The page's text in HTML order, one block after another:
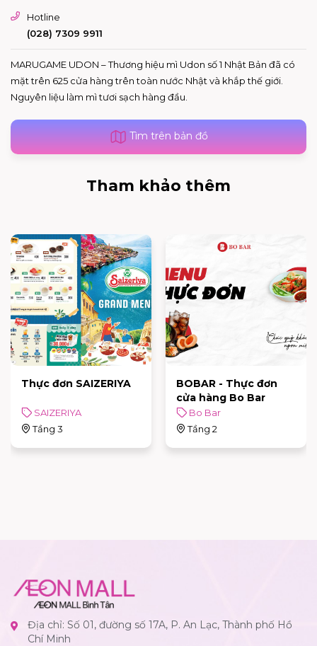
Hotline
(028) 7309 9911
MARUGAME UDON – Thương hiệu mì Udon số 1 Nhật Bản đã có
mặt trên 625 cửa hàng trên toàn nước Nhật và khắp thế giới.
Nguyên liệu làm mì tươi sạch hàng đầu.
Tìm trên bản đồ
Tham khảo thêm
BOBAR - Thực đơn
Bo Bar
Tầng 2
Menu SIAM SUGAR
SIAM SUGAR
Tầng 3
Địa chỉ: Số 01, đường số 17A, P. An Lạc, Thành phố Hồ
Chí Minh